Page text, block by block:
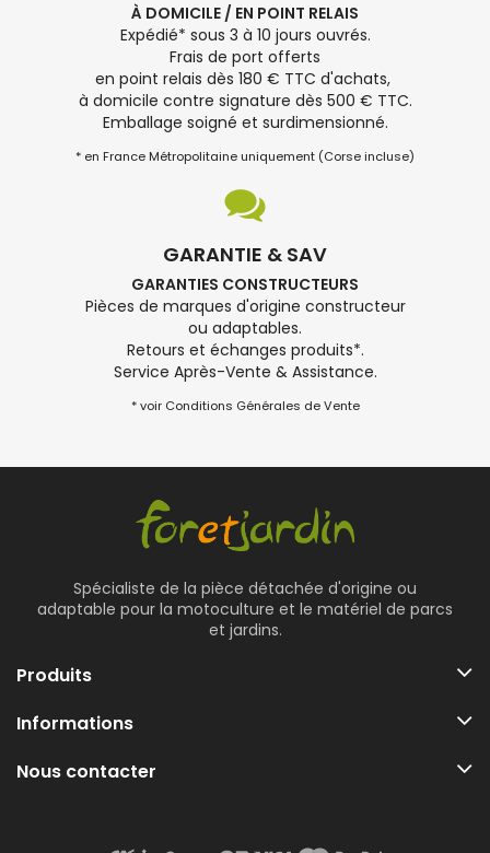
À DOMICILE / EN POINT RELAIS
Expédié* sous 3 à 10 jours ouvrés.
Frais de port offerts
en point relais dès 180 € TTC d'achats,
à domicile contre signature dès 500 € TTC.
Emballage soigné et surdimensionné.
* en France Métropolitaine uniquement (Corse incluse)
GARANTIE & SAV
GARANTIES CONSTRUCTEURS
Pièces de marques d'origine constructeur
ou adaptables.
Retours et échanges produits*.
Service Après-Vente & Assistance.
* voir Conditions Générales de Vente
Spécialiste de la pièce détachée d'origine ou
adaptable pour la motoculture et le matériel de parcs
et jardins.
Produits
Informations
Nous contacter